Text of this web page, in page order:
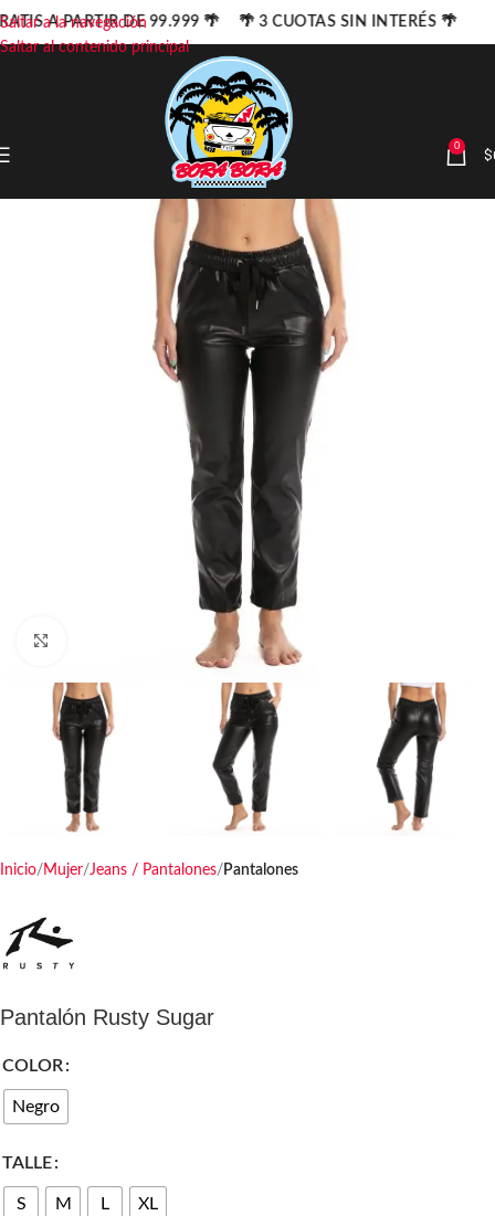
Saltar a la navegación
Saltar al contenido principal
0 $
Inicio Mujer Jeans / Pantalones Pantalones
Pantalón Rusty Sugar
COLOR
Negro
TALLE
S M L XL
A PARTIR DE 99.999 🌴 🌴 3 CUOTAS SIN INTERÉS 🌴